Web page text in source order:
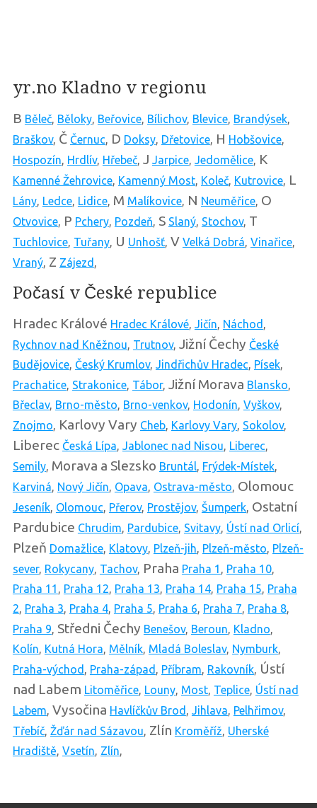
yr.no Kladno v regionu
B Běleč, Běloky, Beřovice, Bílichov, Blevice, Brandýsek,
Braškov, Č Černuc, D Doksy, Dřetovice, H Hobšovice,
Hospozín, Hrdlív, Hřebeč, J Jarpice, Jedomělice, K
Kamenné Žehrovice, Kamenný Most, Koleč, Kutrovice, L
Lány, Ledce, Lidice, M Malíkovice, N Neuměřice, O
Otvovice, P Pchery, Pozdeň, S Slaný, Stochov, T
Tuchlovice, Tuřany, U Unhošť, V Velká Dobrá, Vinařice,
Vraný, Z Zájezd ,
Počasí v České republice
Hradec Králové Hradec Králové, Jičín, Náchod ,
Rychnov nad Kněžnou, Trutnov, Jižní Čechy České
Budějovice, Český Krumlov, Jindřichův Hradec, Písek,
Prachatice, Strakonice, Tábor, Jižní Morava Blansko,
Břeclav, Brno-město, Brno-venkov, Hodonín, Vyškov,
Znojmo, Karlovy Vary Cheb, Karlovy Vary, Sokolov,
Liberec Česká Lípa, Jablonec nad Nisou, Liberec,
Semily, Morava a Slezsko Bruntál, Frýdek-Místek,
Karviná, Nový Jičín, Opava, Ostrava-město, Olomouc
Jeseník, Olomouc, Přerov, Prostějov, Šumperk, Ostatní
Pardubice Chrudim, Pardubice, Svitavy, Ústí nad Orlicí,
Plzeň Domažlice, Klatovy, Plzeň-jih, Plzeň-město, Plzeň-
sever, Rokycany, Tachov, Praha Praha 1 , Praha 10,
Praha 11 , Praha 12, Praha 13, Praha 14, Praha 15, Praha
2, Praha 3, Praha 4, Praha 5, Praha 6, Praha 7, Praha 8,
Praha 9, Středni Čechy Benešov, Beroun, Kladno,
Kolín, Kutná Hora, Mělník, Mladá Boleslav, Nymburk,
Praha-východ , Praha-západ , Příbram, Rakovník, Ústí
nad Labem Litoměřice, Louny, Most, Teplice, Ústí nad
Labem, Vysočina Havlíčkův Brod , Jihlava, Pelhřimov,
Třebíč, Žďár nad Sázavou, Zlín Kroměříž, Uherské
Hradiště, Vsetín, Zlín,